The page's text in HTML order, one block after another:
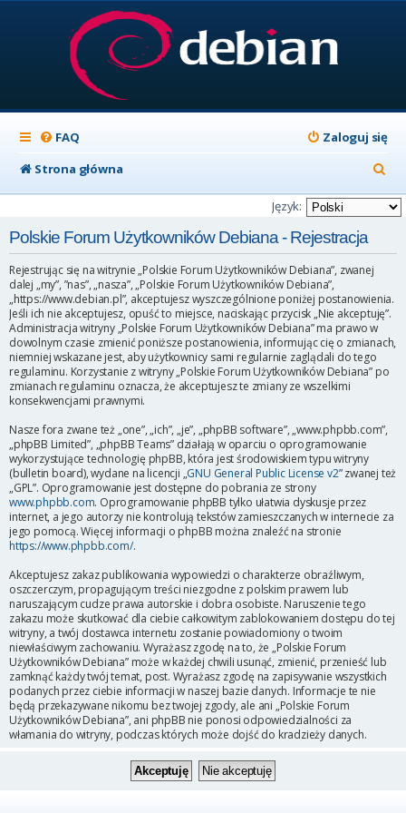
FAQ
Zaloguj się
Strona główna
z
u
j
Język:
Polskie Forum Użytkowników Debiana - Rejestracja
Rejestrując się na witrynie „Polskie Forum Użytkowników Debiana”, zwanej
dalej „my”, ”nas”, „nasza”, „Polskie Forum Użytkowników Debiana”,
„https://www.debian.pl”, akceptujesz wyszczególnione poniżej postanowienia.
Jeśli ich nie akceptujesz, opuść to miejsce, naciskając przycisk „Nie akceptuję”.
Administracja witryny „Polskie Forum Użytkowników Debiana” ma prawo w
dowolnym czasie zmienić poniższe postanowienia, informując cię o zmianach,
niemniej wskazane jest, aby użytkownicy sami regularnie zaglądali do tego
regulaminu. Korzystanie z witryny „Polskie Forum Użytkowników Debiana” po
zmianach regulaminu oznacza, że akceptujesz te zmiany ze wszelkimi
konsekwencjami prawnymi.
Nasze fora zwane też „one”, „ich”, „je”, „phpBB software”, „www.phpbb.com”,
„phpBB Limited”, „phpBB Teams” działają w oparciu o oprogramowanie
wykorzystujące technologię phpBB, która jest środowiskiem typu witryny
(bulletin board), wydane na licencji „GNU General Public License v2” zwanej też
„GPL”. Oprogramowanie jest dostępne do pobrania ze strony
www.phpbb.com. Oprogramowanie phpBB tylko ułatwia dyskusje przez
internet, a jego autorzy nie kontrolują tekstów zamieszczanych w internecie za
jego pomocą. Więcej informacji o phpBB można znaleźć na stronie
https://www.phpbb.com/.
Akceptujesz zakaz publikowania wypowiedzi o charakterze obraźliwym,
oszczerczym, propagującym treści niezgodne z polskim prawem lub
naruszającym cudze prawa autorskie i dobra osobiste. Naruszenie tego
zakazu może skutkować dla ciebie całkowitym zablokowaniem dostępu do tej
witryny, a twój dostawca internetu zostanie powiadomiony o twoim
niewłaściwym zachowaniu. Wyrażasz zgodę na to, że „Polskie Forum
Użytkowników Debiana” może w każdej chwili usunąć, zmienić, przenieść lub
zamknąć każdy twój temat, post. Wyrażasz zgodę na zapisywanie wszystkich
podanych przez ciebie informacji w naszej bazie danych. Informacje te nie
będą przekazywane nikomu bez twojej zgody, ale ani „Polskie Forum
Użytkowników Debiana”, ani phpBB nie ponosi odpowiedzialności za
włamania do witryny, podczas których może dojść do kradzieży danych.